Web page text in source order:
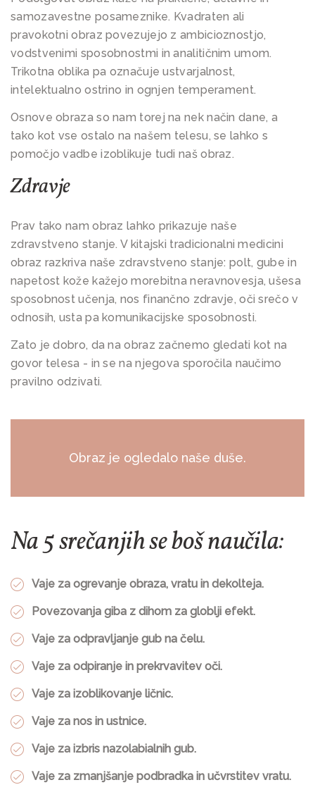
samozavestne posameznike. Kvadraten ali
pravokotni obraz povezujejo z ambicioznostjo,
vodstvenimi sposobnostmi in analitičnim umom.
Trikotna oblika pa označuje ustvarjalnost,
intelektualno ostrino in ognjen temperament.
Osnove obraza so nam torej na nek način dane, a
tako kot vse ostalo na našem telesu, se lahko s
pomočjo vadbe izoblikuje tudi naš obraz.
Zdravje
Prav tako nam obraz lahko prikazuje naše
zdravstveno stanje. V kitajski tradicionalni medicini
obraz razkriva naše zdravstveno stanje: polt, gube in
napetost kože kažejo morebitna neravnovesja, ušesa
sposobnost učenja, nos finančno zdravje, oči srečo v
odnosih, usta pa komunikacijske sposobnosti.
Zato je dobro, da na obraz začnemo gledati kot na
govor telesa - in se na njegova sporočila naučimo
pravilno odzivati.
Obraz je ogledalo naše duše.
Na 5 srečanjih se boš naučila:
Vaje za ogrevanje obraza, vratu in dekolteja.
Povezovanja giba z dihom za globlji efekt.
Vaje za odpravljanje gub na čelu.
Vaje za odpiranje in prekrvavitev oči.
Vaje za izoblikovanje ličnic.
Vaje za nos in ustnice.
Vaje za izbris nazolabialnih gub.
Vaje za zmanjšanje podbradka in učvrstitev vratu.